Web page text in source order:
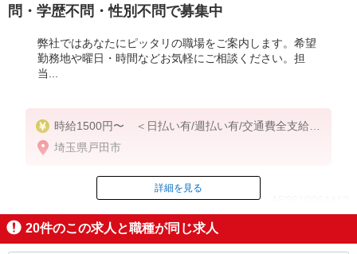
問・学歴不問・性別不問で募集中
弊社ではあなたにピッタリの職場をご案内します。希望
勤務地や曜日・時間などお気軽にご相談ください。担
当...
時給1500円〜 ＜日払い有/週払い有/交通費全支給(
ガソリン代含む)＞
埼玉県戸田市
ID：AE0610064412
掲載期間終了
詳細を見る
20件のこの求人と職種が同じ求人